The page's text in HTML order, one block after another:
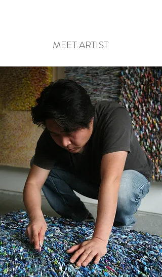
에 옮겨 붙입니다. 그에게 인쇄물은 작품의 씨앗이고, 손동
옮겨 심듯이 작가는 이 형상들을 화면에 옮겨 붙이고, 다시
다듬고 키웁니다.
손끝으로 종이를 직접 느끼며 작업을 계속 하다 보면 어느
순간 작가 자신의 의식이나 감각을 초월하면서 화면은 어
느새 어떤 형상을 이루게 됩니다. 그 재료는 아주 익숙한
것이었지만, 익숙한 재료로부터 만들어진 형상은 낯설은
경우가 많습니다. 익숙함과 낯설음이 혼재함으로써 자아내
는 미감은 놀라울 정도로 신선합니다. 때로는 거대한 물결
이 출렁대는 바다를 닮기도 하고, 바람에 일렁이는 곡식 같
기도 합니다. 바람 따라 흐르는 구름 떼도, 여름날의 세찬
소낙비 줄기도 있습니다. 둘둘 말려 빼곡히 진열된 포목점
원단들도 있고, 책꽂이에 편하게 포개진 책들도 보입니다.
작품의 씨앗이었던 인쇄물들은 처음에는 온전한 하나의 화
면이었지만, 그의 작품에서는 색채도 글씨도 형태도 모두
와해되어 전혀 다른 이미지로 다시 탄생됩니다. 어디를 어
디에서 어느 방향으로 얼마나 떨어져 보는가에 따라 그 형
상은 시시각각 변신을 거듭하는데, 여기에 또 보는 재미가
있습니다.
그의 작업은 평면에 그치지 않고, 입체, 설치 등 다양한 형
never been seen before like Kim Chun-hwan. He has
unwaveringly continued his paper work for over 30 years,
uses as material for his works is printed matter such as
magazines and advertisements. Printed materials are used as
a symbol of this information era, where an enormous
amount of information is created, consumed, and
disappears quickly. Various printed materials function as a
representative medium of the information era, but most of
them expire within a short period of time after their
creation and are destined to be discarded or put away
somewhere. Printed materials that have already lost their
function or are on the verge of extinction are brought back
to life through the artist’s hands. After majoring in fine arts
at an art university in Korea and settling in Paris in 1995, we
can say that his encounter with paper as a basis for his work
was fateful. He himself says that his connection with paper
began during his childhood in his father's wood mill. The
textures and breaths he experienced while playing in piles of
woodchips and sawdust during his childhood were
embedded in his unconscious and were revived in Paris, a
place unfamiliar to him. The feel of the sawdust passing
through his fingers is transferred to the act of tearing or
cutting a piece of paper and becomes a new work of art on
his canvas. The dust created by the friction of tearing paper
is a passage connecting time and space with the sawdust-
MEET ARTIST